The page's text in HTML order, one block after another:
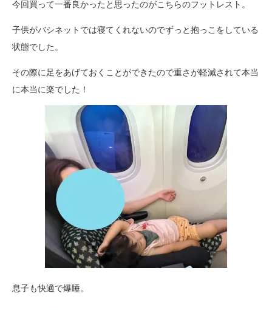
今回買って一番良かったと思ったのがこちらのフットレスト。
子供がバシネットでは寝てくれないのでずっと抱っこをしている
状態でした。
その際に足をあげておくことができたので重さが軽減されて本当
に本当に楽でした！
息子も快適で爆睡。